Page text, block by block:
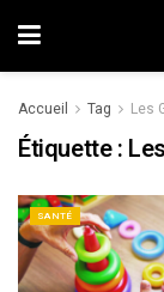
Accueil Tag Les
Étiquette :
SANTÉ